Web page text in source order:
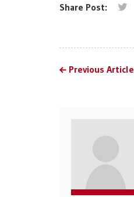
Share Post:
Previous Article